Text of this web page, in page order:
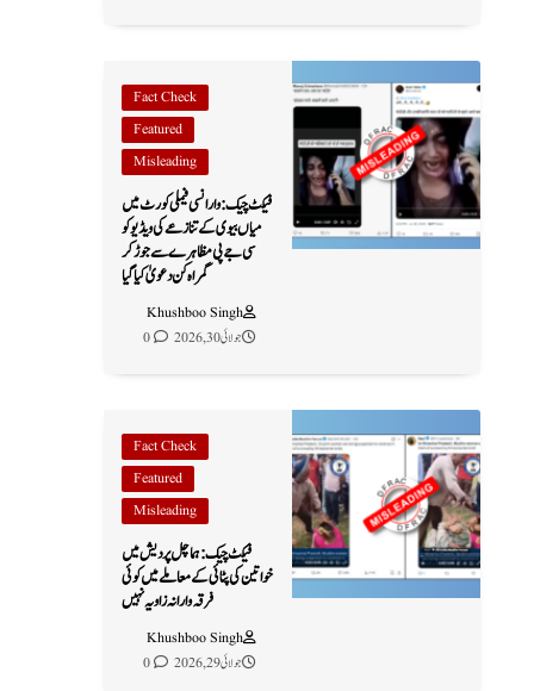
Fact Check
Featured
Misleading
فیکٹ چیک: وارانسی فیملی کورٹ میں
میاں بیوی کے تنازعے کی ویڈیو کو
سی جے پی مظاہرے سے جوڑ کر
گمراہ کن دعویٰ کیا گیا
Khushboo Singh
جولائی 30, 2026
0
Fact Check
Featured
Misleading
فیکٹ چیک: ہماچل پردیش میں
خواتین کی پٹائی کے معاملے میں کوئی
فرقہ وارانہ زاویہ نہیں
Khushboo Singh
جولائی 29, 2026
0